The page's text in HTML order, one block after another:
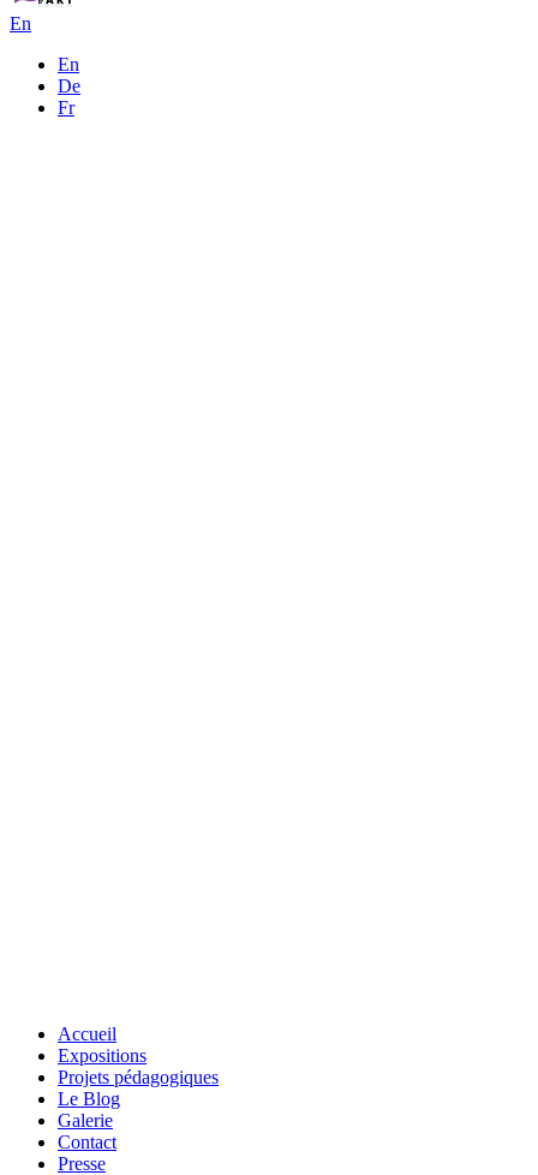
En
En
De
Fr
Accueil
Expositions
Projets pédagogiques
Le Blog
Galerie
Contact
Presse